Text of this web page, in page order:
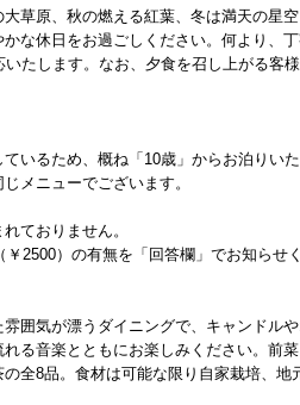
草原、秋の燃える紅葉、冬は満天の星
な休日をお過ごしください。何より、
たします。なお、夕食を召し上がる客
いるため、概ね「10歳」からお泊りいた
メニューでございます。
ておりません。
2500）の有無を「回答欄」でお知らせ
囲気が漂うダイニングで、キャンドル
る音楽とともにお楽しみください。前
全8品。食材は可能な限り自家栽培、